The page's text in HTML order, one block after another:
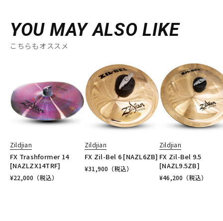
YOU MAY ALSO LIKE
こちらもオススメ
Zildjian
FX Trashformer 14
[NAZLZX14TRF]
¥22,000 （税込）
Zildjian
FX Zil-Bel 6 [NAZL6ZB]
¥31,900 （税込）
Zildjian
FX Zil-Bel 9.5
[NAZL9.5ZB]
¥46,200 （税込）